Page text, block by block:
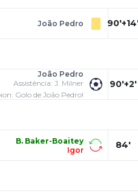
João Pedro
90'+2'
João Pedro
Assistência: J. Milner
Golo de João Pedro!
84'
B. Baker-Boaitey
Igor